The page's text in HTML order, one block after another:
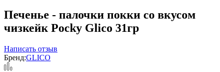
Печенье - палочки покки со вкусом
чизкейк Pocky Glico 31гр
Написать отзыв
Бренд:GLICO